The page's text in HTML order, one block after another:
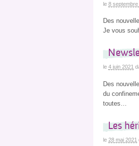
le 8 septembre
Des
Je vous
le 4 juin 2021
Des
du
toutes…
Les
le 28 mai 2021